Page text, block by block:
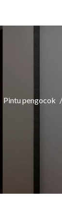
Pintu pengocok /